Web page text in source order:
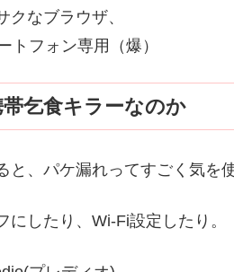
クなブラウザ、
トフォン専用（爆）
乞食キラーなのか
と、パケ漏れってすごく気を
にしたり、Wi-Fi設定したり。